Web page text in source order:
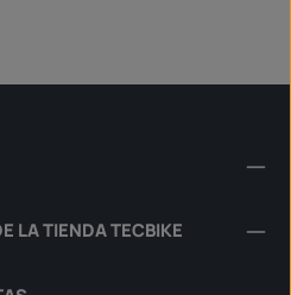
LA TIENDA TECBIKE